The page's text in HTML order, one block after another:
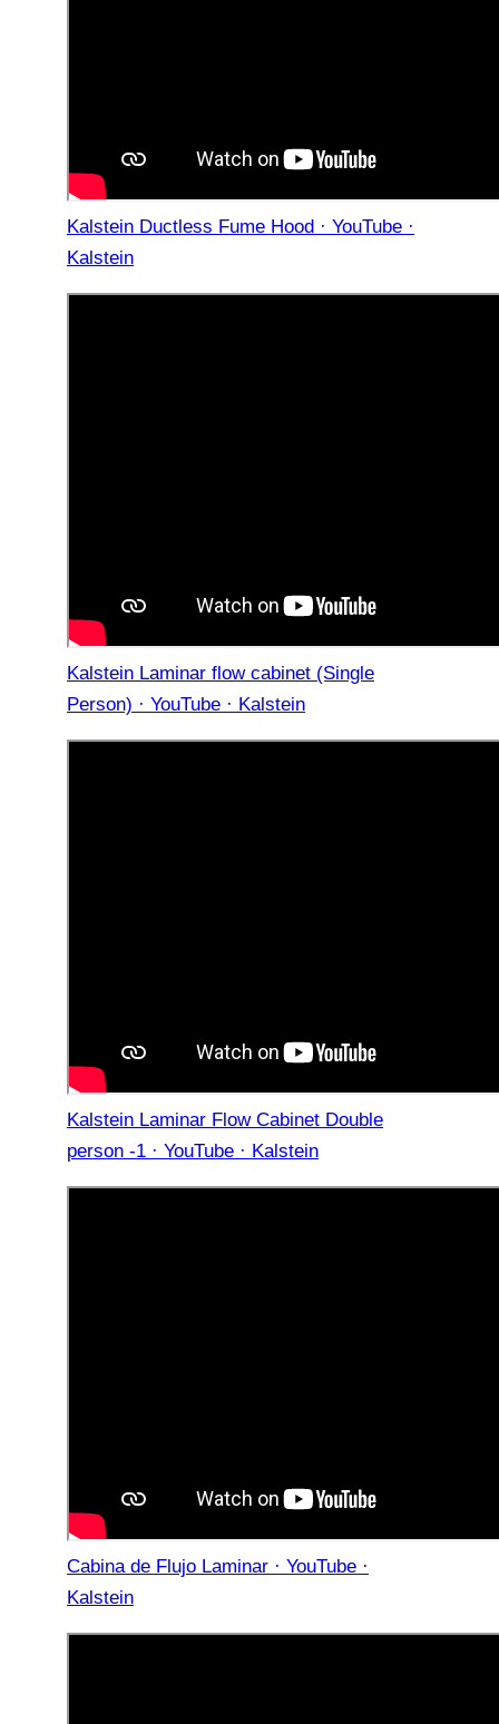
Kalstein Ductless Fume Hood · YouTube ·
Kalstein
Kalstein Laminar flow cabinet (Single
Person) · YouTube · Kalstein
Kalstein Laminar Flow Cabinet Double
person -1 · YouTube · Kalstein
Cabina de Flujo Laminar · YouTube ·
Kalstein